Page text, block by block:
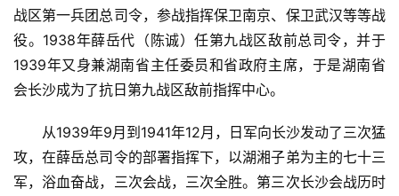
战区第一兵团总司令，参战指挥保卫南京、保卫武汉等等战
役。1938年薛岳代（陈诚）任第九战区敌前总司令，并于
1939年又身兼湖南省主任委员和省政府主席，于是湖南省
会长沙成为了抗日第九战区敌前指挥中心。
从1939年9月到1941年12月，日军向长沙发动了三次猛
攻，在薛岳总司令的部署指挥下，以湖湘子弟为主的七十三
军，浴血奋战，三次会战，三次全胜。第三次长沙会战历时